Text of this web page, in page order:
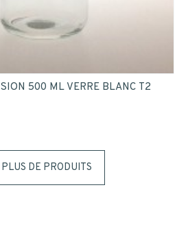
500 ML VERRE BLANC T2
DE PRODUITS